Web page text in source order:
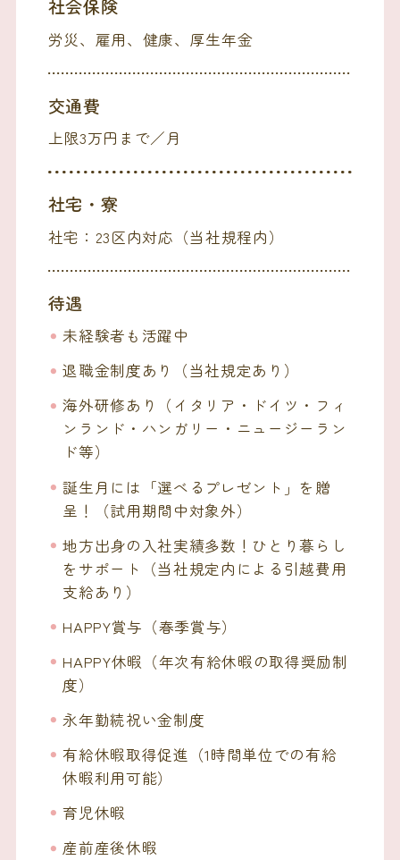
社会保険
労災、雇用、健康、厚生年金
交通費
上限3万円まで／月
社宅・寮
社宅：23区内対応（当社規程内）
待遇
未経験者も活躍中
退職金制度あり（当社規定あり）
海外研修あり（イタリア・ドイツ・フィ
ンランド・ハンガリー・ニュージーラン
ド等）
誕生月には「選べるプレゼント」を贈
呈！（試用期間中対象外）
地方出身の入社実績多数！ひとり暮らし
をサポート（当社規定内による引越費用
支給あり）
HAPPY賞与（春季賞与）
HAPPY休暇（年次有給休暇の取得奨励制
度）
永年勤続祝い金制度
有給休暇取得促進（1時間単位での有給
休暇利用可能）
育児休暇
産前産後休暇